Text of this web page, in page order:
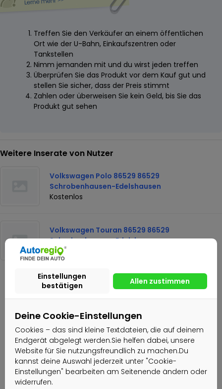
Deine Cookie-Einstellungen
Cookies – das sind kleine Textdateien, die auf deinem
Endgerät abgelegt werden.Sie helfen dabei, unsere
Website für Sie nutzungsfreundlich zu machen.Du
kannst deine Auswahl jederzeit unter "Cookie-
Einstellungen" bearbeiten am Seitenende ändern oder
widerrufen.
Treffen Sie den Verkäufer an einem öffentlichen
Ort wie der U-Bahn, Einkaufszentren oder
Tankstellen
Nimm jemanden mit und du wirst jeden treffen
Überprüfen Sie das Produkt vor dem Kauf gut und
stellen Sie sicher, dass der Preis stimmt
Zahlen oder überweisen Sie kein Geld, bis Sie das
Produkt gut sehen
Weitere Inserate von Nutzer
Volkswagen Polo 86529 86529
Schrobenhausen-Edelshausen
Kostenlos
Volkswagen Touran 86529 86529
Schrobenhausen-Edelshausen
Kostenlos
Kostenlos
Schüchl GmbH
Gewerblicher Nutzer